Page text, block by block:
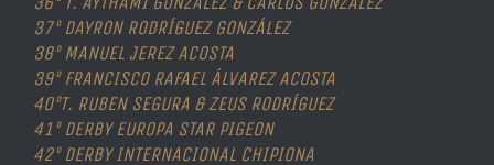
37º DAYRON RODRÍGUEZ GONZÁLEZ
38º MANUEL JEREZ ACOSTA
39º FRANCISCO RAFAEL ÁLVAREZ ACOSTA
40ºT. RUBEN SEGURA & ZEUS RODRÍGUEZ
41º DERBY EUROPA STAR PIGEON
42º DERBY INTERNACIONAL CHIPIONA